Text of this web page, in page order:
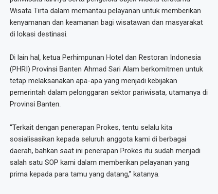
Wisata Tirta dalam memantau pelayanan untuk memberikan
kenyamanan dan keamanan bagi wisatawan dan masyarakat
di lokasi destinasi.
Di lain hal, ketua Perhimpunan Hotel dan Restoran Indonesia
(PHRI) Provinsi Banten Ahmad Sari Alam berkomitmen untuk
tetap melaksanakan apa-apa yang menjadi kebijakan
pemerintah dalam pelonggaran sektor pariwisata, utamanya di
Provinsi Banten.
“Terkait dengan penerapan Prokes, tentu selalu kita
sosialisasikan kepada seluruh anggota kami di berbagai
daerah, bahkan saat ini penerapan Prokes itu sudah menjadi
salah satu SOP kami dalam memberikan pelayanan yang
prima kepada para tamu yang datang,” katanya.